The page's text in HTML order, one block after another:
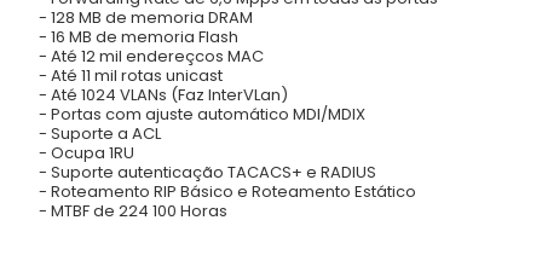
- 128 MB de memoria DRAM
- 16 MB de memoria Flash
- Até 12 mil endereçcos MAC
- Até 11 mil rotas unicast
- Até 1024 VLANs (Faz InterVLan)
- Portas com ajuste automático MDI/MDIX
- Suporte a ACL
- Ocupa 1RU
- Suporte autenticação TACACS+ e RADIUS
- Roteamento RIP Básico e Roteamento Estático
- MTBF de 224 100 Horas